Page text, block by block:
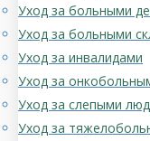
Уход за больными
Уход за больными
Уход за инвалидами
Уход за
Уход за слепыми
Уход за